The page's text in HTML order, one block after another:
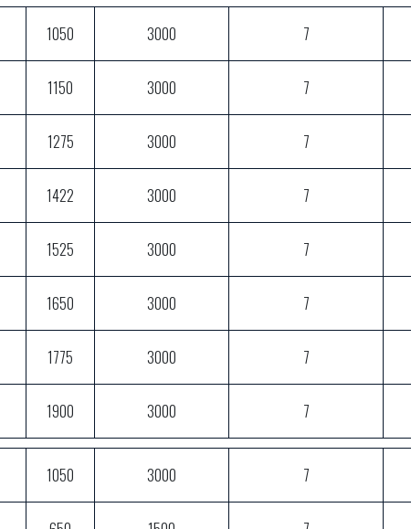
1050 3000 7
1150 3000 7
1275 3000 7
1422 3000 7
1525 3000 7
1650 3000 7
1775 3000 7
1900 3000 7
1050 3000 7